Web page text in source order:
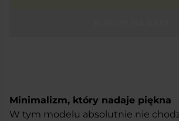
Minimalizm, który nadaje piękna
W tym modelu absolutnie nie